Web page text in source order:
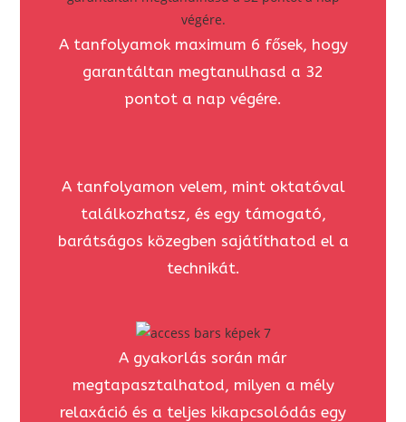
A tanfolyamok maximum 6 fősek, hogy
garantáltan megtanulhasd a 32
pontot a nap végére.
A tanfolyamon velem, mint oktatóval
találkozhatsz, és egy támogató,
barátságos közegben sajátíthatod el a
technikát.
A gyakorlás során már
megtapasztalhatod, milyen a mély
relaxáció és a teljes kikapcsolódás egy